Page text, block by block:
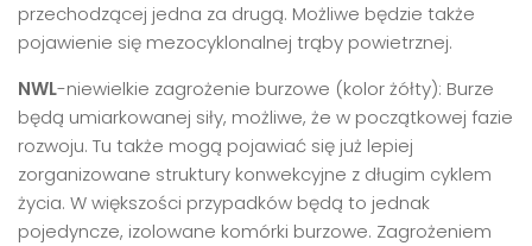
przechodzącej jedna za drugą. Możliwe będzie także
pojawienie się mezocyklonalnej trąby powietrznej.
NWL-niewielkie zagrożenie burzowe (kolor żółty): Burze
będą umiarkowanej siły, możliwe, że w początkowej fazie
rozwoju. Tu także mogą pojawiać się już lepiej
zorganizowane struktury konwekcyjne z długim cyklem
życia. W większości przypadków będą to jednak
pojedyncze, izolowane komórki burzowe. Zagrożeniem